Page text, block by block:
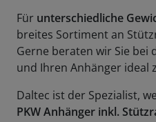
Für unterschiedliche
breites Sortiment an
Gerne beraten wir Sie bei
und Ihren Anhänger ideal
Daltec ist der Spezialist,
PKW Anhänger inkl.